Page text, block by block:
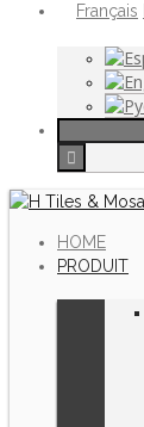
HOME
PRODUIT